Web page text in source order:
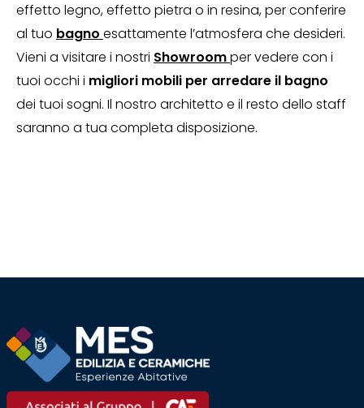
effetto legno, effetto pietra o in resina, per conferire
al tuo bagno esattamente l’atmosfera che desideri.
Vieni a visitare i nostri Showroomper vedere con i
tuoi occhi i migliori mobili per arredare il bagno
dei tuoi sogni. Il nostro architetto e il resto dello staff
saranno a tua completa disposizione.